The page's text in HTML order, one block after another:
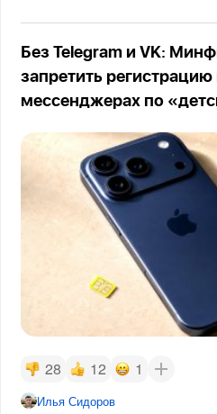
Без Telegram и VK:
запретить регистрацию
мессенджерах по
28 12 1
Илья Сидоров